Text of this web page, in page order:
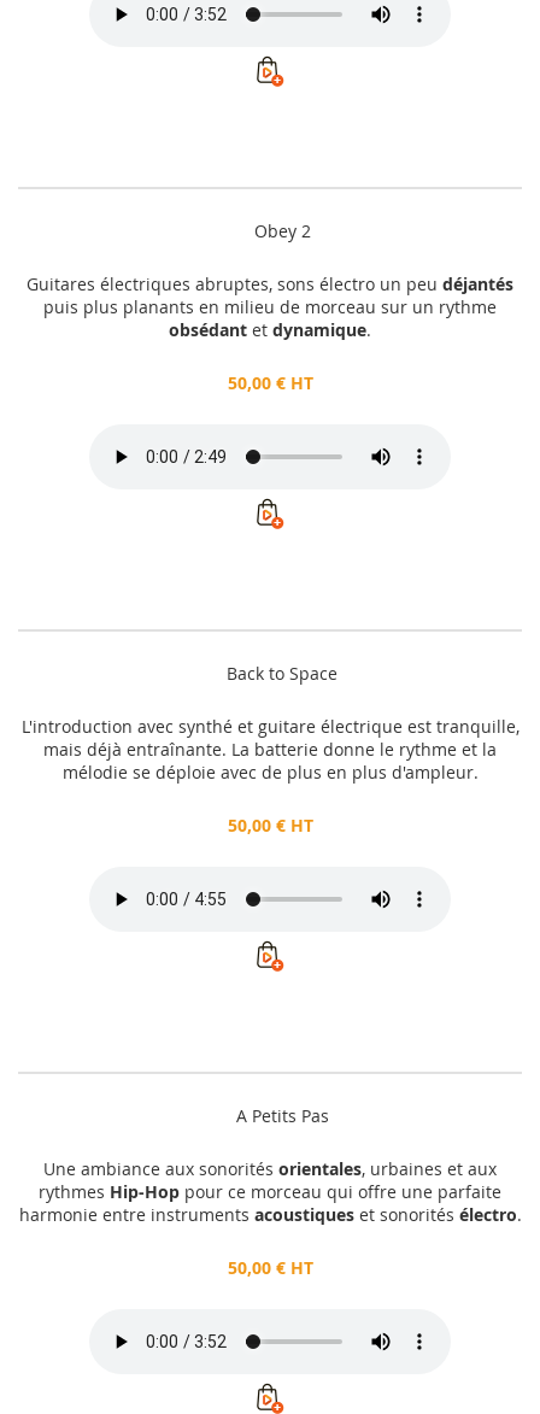
Obey 2
Guitares électriques abruptes, sons électro un peu déjantés
puis plus planants en milieu de morceau sur un rythme
obsédant et dynamique.
50,00 € HT
Back to Space
L'introduction avec synthé et guitare électrique est tranquille,
mais déjà entraînante. La batterie donne le rythme et la
mélodie se déploie avec de plus en plus d'ampleur.
50,00 € HT
A Petits Pas
Une ambiance aux sonorités orientales, urbaines et aux
rythmes Hip-Hop pour ce morceau qui offre une parfaite
harmonie entre instruments acoustiqueset sonorités électro.
50,00 € HT